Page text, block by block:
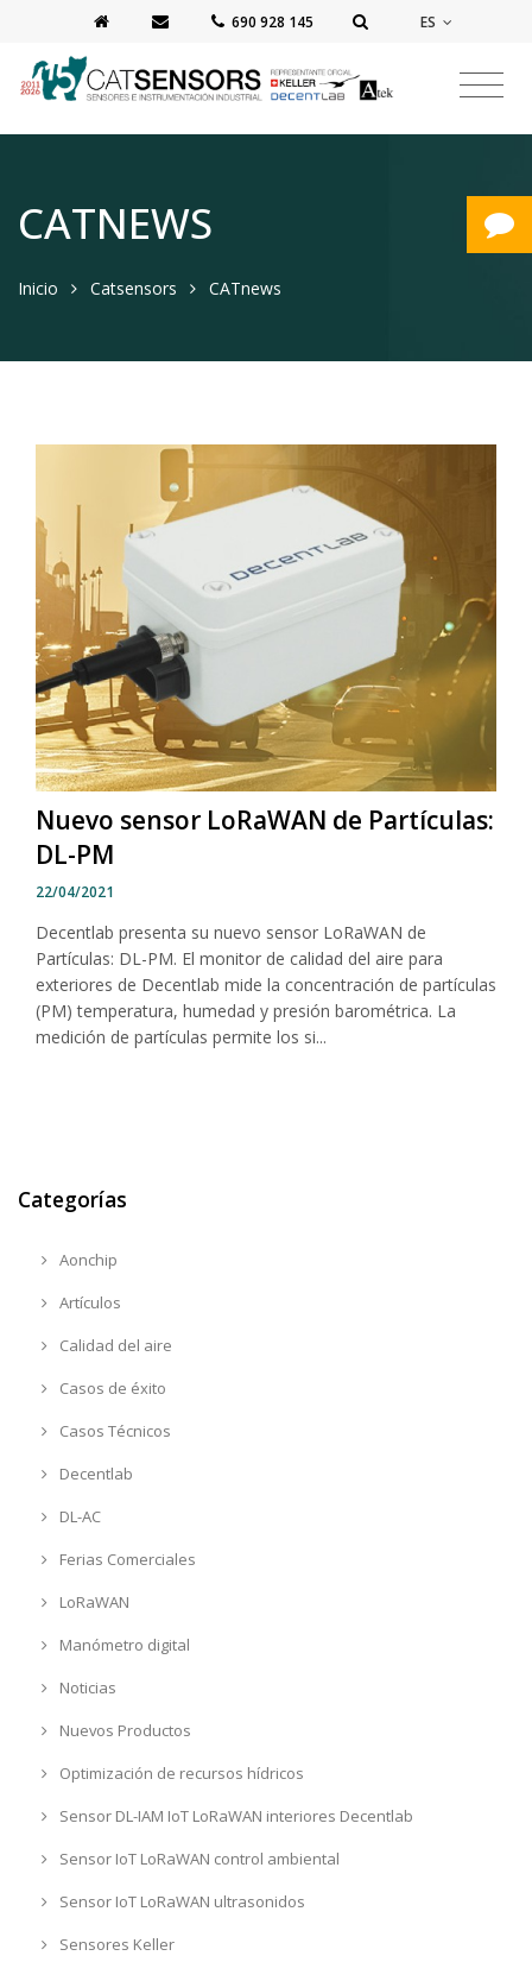
‭690 928 145‬ ES
CATNEWS
Inicio Catsensors CATnews
Nuevo sensor LoRaWAN de Partículas:
DL-PM
22/04/2021
Decentlab presenta su nuevo sensor LoRaWAN de
Partículas: DL-PM. El monitor de calidad del aire para
exteriores de Decentlab mide la concentración de partículas
(PM) temperatura, humedad y presión barométrica. La
medición de partículas permite los si...
Categorías
Aonchip
Artículos
Calidad del aire
Casos de éxito
Casos Técnicos
Decentlab
DL-AC
Ferias Comerciales
LoRaWAN
Manómetro digital
Noticias
Nuevos Productos
Optimización de recursos hídricos
Sensor DL-IAM IoT LoRaWAN interiores Decentlab
Sensor IoT LoRaWAN control ambiental
Sensor IoT LoRaWAN ultrasonidos
Sensores Keller